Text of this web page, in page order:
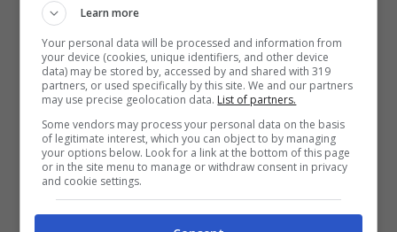
Nonostante il PlayStation VR2 sia stato
concepito esclusivamente per la
piattaforma PlayStation5 – beneficiando
così pienamente delle sue capacità
hardware avanzate – quando utilizzato in
connessione con un PC tramite l’apposito
adattatore non tutte le funzionalità
Learn more
Your personal data will be processed and information from
your device (cookies, unique identifiers, and other device
data) may be stored by, accessed by and shared with 319
partners, or used specifically by this site. We and our partners
may use precise geolocation data. List of partners.
Some vendors may process your personal data on the basis
of legitimate interest, which you can object to by managing
your options below. Look for a link at the bottom of this page
or in the site menu to manage or withdraw consent in privacy
and cookie settings.